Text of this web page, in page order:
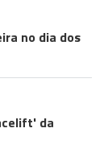
no dia dos
da